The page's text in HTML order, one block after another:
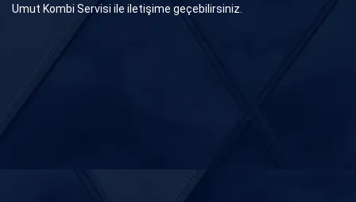
Umut Kombi Servisi ile iletişime geçebilirsiniz.